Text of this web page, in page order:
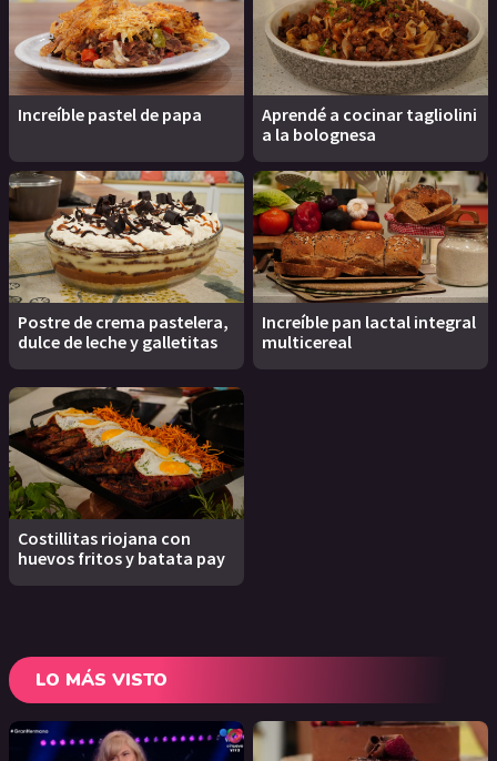
Increíble pastel de papa
Aprendé a cocinar tagliolini
a la bolognesa
Postre de crema pastelera,
dulce de leche y galletitas
Increíble pan lactal integral
multicereal
Costillitas riojana con
huevos fritos y batata pay
LO MÁS VISTO